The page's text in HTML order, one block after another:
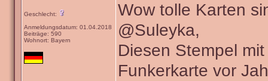
Geschlecht:
Anmeldungsdatum: 01.04.2018
Beiträge: 590
Wohnort: Bayern
Wow tolle Karten
@Suleyka,
Diesen Stempel
Funkerkarte vor